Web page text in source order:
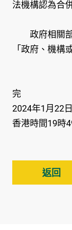
法機構認為合
政府相關部
「政府、機構
完
2024年1月22
香港時間19時
返回